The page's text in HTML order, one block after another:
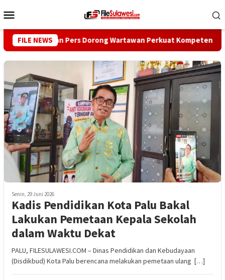
ke
Mobile
FILE NEWS
Dewan Pers Dorong Wartawan Perkuat Kompetensi dan
Senin, 29 Juni 2026
Kadis Pendidikan Kota Palu Bakal
Lakukan Pemetaan Kepala Sekolah
dalam Waktu Dekat
PALU, FILESULAWESI.COM – Dinas Pendidikan dan Kebudayaan
(Disdikbud) Kota Palu berencana melakukan pemetaan ulang […]